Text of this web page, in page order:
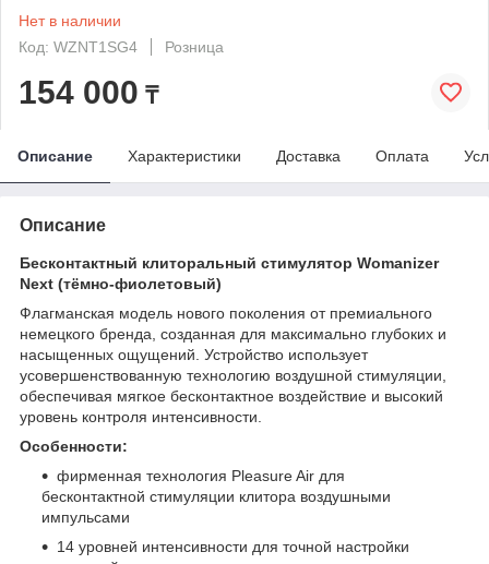
Нет в наличии
Код: WZNT1SG4
Розница
154 000 ₸
Описание Характеристики Доставка Оплата
Описание
Бесконтактный клиторальный стимулятор Womanizer
Next (тёмно-фиолетовый)
Флагманская модель нового поколения от премиального
немецкого бренда, созданная для максимально глубоких и
насыщенных ощущений. Устройство использует
усовершенствованную технологию воздушной стимуляции,
обеспечивая мягкое бесконтактное воздействие и высокий
уровень контроля интенсивности.
Особенности:
фирменная технология Pleasure Air для
бесконтактной стимуляции клитора воздушными
импульсами
14 уровней интенсивности для точной настройки